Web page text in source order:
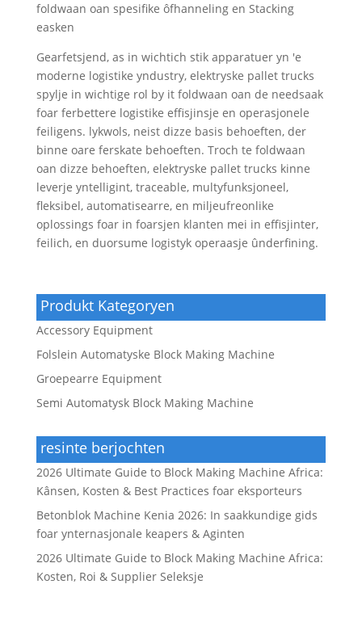
foldwaan oan spesifike ôfhanneling en Stacking
easken
Gearfetsjend, as in wichtich stik apparatuer yn 'e
moderne logistike yndustry, elektryske pallet trucks
spylje in wichtige rol by it foldwaan oan de needsaak
foar ferbettere logistike effisjinsje en operasjonele
feiligens. lykwols, neist dizze basis behoeften, der
binne oare ferskate behoeften. Troch te foldwaan
oan dizze behoeften, elektryske pallet trucks kinne
leverje yntelligint, traceable, multyfunksjoneel,
fleksibel, automatisearre, en miljeufreonlike
oplossings foar in foarsjen klanten mei in effisjinter,
feilich, en duorsume logistyk operaasje ûnderfining.
Produkt Kategoryen
Accessory Equipment
Folslein Automatyske Block Making Machine
Groepearre Equipment
Semi Automatysk Block Making Machine
resinte berjochten
2026 Ultimate Guide to Block Making Machine Africa:
Kânsen, Kosten & Best Practices foar eksporteurs
Betonblok Machine Kenia 2026: In saakkundige gids
foar ynternasjonale keapers & Aginten
2026 Ultimate Guide to Block Making Machine Africa:
Kosten, Roi & Supplier Seleksje